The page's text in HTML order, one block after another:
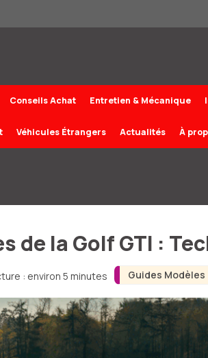
Conseils Achat Entretien & Mécanique
Véhicules Étrangers Actualités À
Guides Modèles
de la Golf GTI :
: environ 5 minutes